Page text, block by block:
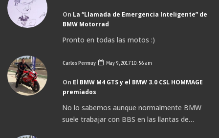
On La “Llamada de Emergencia Inteligente” de
BMW Motorrad
Pronto en todas las motos :)
Carlos Permuy May 9, 2017 10: 56 am
On El BMW M4 GTS y el BMW 3.0 CSL HOMMAGE
premiados
No lo sabemos aunque normalmente BMW
suele trabajar con BBS en las llantas de…